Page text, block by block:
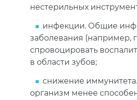
нестерильных
инфекции. Общие
заболевания (например,
спровоцировать
в области зубов;
снижение
организм менее